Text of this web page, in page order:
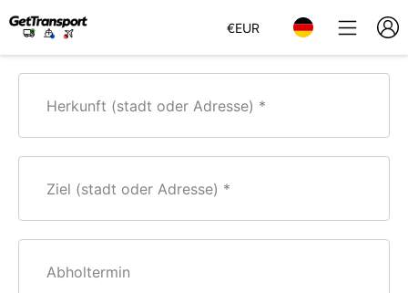
€EUR
Herkunft (stadt oder Adresse)
Ziel (stadt oder Adresse)
Abholtermin